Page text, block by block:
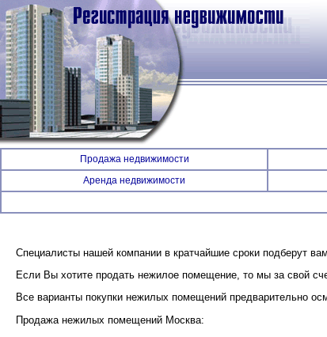
Продажа недвижимости
Аренда недвижимости
Специалисты нашей компании в кратчайшие сроки подберут
Если Вы хотите продать нежилое помещение, то мы за свой
Все варианты покупки нежилых помещений предварительно
Продажа нежилых помещений Москва: